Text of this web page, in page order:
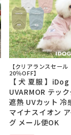
【クリアランスセール
20％OFF】
【 犬 夏服 】iDog
UVARMOR テッ
遮熱 UVカット 冷
マイナスイオン
グ メール便OK